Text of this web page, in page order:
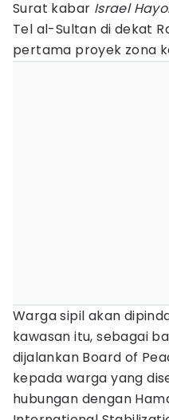
Surat kabar Israel
Tel al-Sultan di dekat
pertama proyek zona
Warga sipil akan
kawasan itu, sebagai
dijalankan Board of
kepada warga yang
hubungan dengan